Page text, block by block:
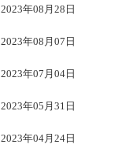
2023年08月28日
2023年08月07日
2023年07月04日
2023年05月31日
2023年04月24日